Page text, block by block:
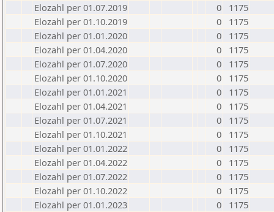
Elozahl per 01.07.2019
0
1175
Elozahl per 01.10.2019
0
1175
Elozahl per 01.01.2020
0
1175
Elozahl per 01.04.2020
0
1175
Elozahl per 01.07.2020
0
1175
Elozahl per 01.10.2020
0
1175
Elozahl per 01.01.2021
0
1175
Elozahl per 01.04.2021
0
1175
Elozahl per 01.07.2021
0
1175
Elozahl per 01.10.2021
0
1175
Elozahl per 01.01.2022
0
1175
Elozahl per 01.04.2022
0
1175
Elozahl per 01.07.2022
0
1175
Elozahl per 01.10.2022
0
1175
Elozahl per 01.01.2023
0
1175